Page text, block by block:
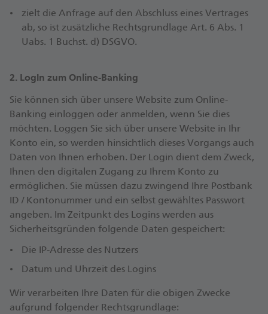
zielt die Anfrage auf den Abschluss eines Vertrages
ab, so ist zusätzliche Rechtsgrundlage Art. 6 Abs. 1
Uabs. 1 Buchst. d) DSGVO.
2. LogIn zum Online-Banking
Sie können sich über unsere Website zum Online-
Banking einloggen oder anmelden, wenn Sie dies
möchten. Loggen Sie sich über unsere Website in Ihr
Konto ein, so werden hinsichtlich dieses Vorgangs auch
Daten von Ihnen erhoben. Der Login dient dem Zweck,
Ihnen den digitalen Zugang zu Ihrem Konto zu
ermöglichen. Sie müssen dazu zwingend Ihre Postbank
ID / Kontonummer und ein selbst gewähltes Passwort
angeben. Im Zeitpunkt des Logins werden aus
Sicherheitsgründen folgende Daten gespeichert:
Die IP-Adresse des Nutzers
Datum und Uhrzeit des Logins
Wir verarbeiten Ihre Daten für die obigen Zwecke
aufgrund folgender Rechtsgrundlage: